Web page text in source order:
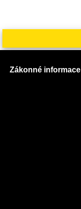
Zákonné informace